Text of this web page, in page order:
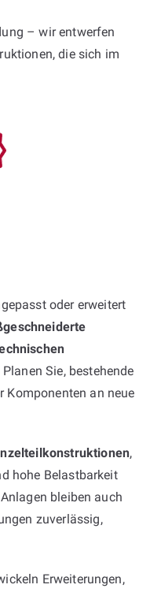
– wir entwerfen
die sich im
oder erweitert
Sie, bestehende
Komponenten an neue
,
hohe Belastbarkeit
bleiben auch
zuverlässig,
Erweiterungen,